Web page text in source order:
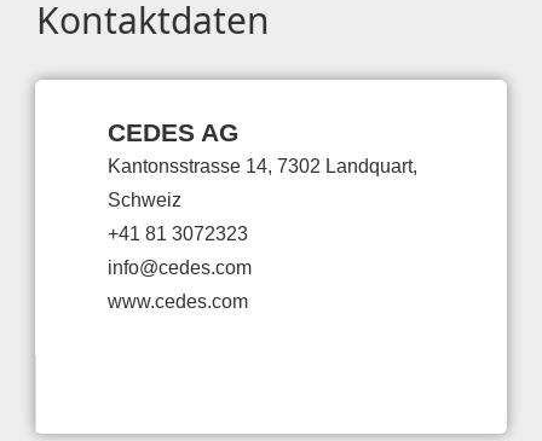
Kontaktdaten
CEDES AG
Kantonsstrasse 14, 7302 Landquart,
Schweiz
+41 81 3072323
info@cedes.com
www.cedes.com